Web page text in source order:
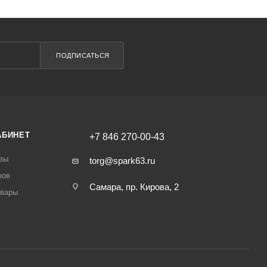
ПОДПИСАТЬСЯ
+7 846 270-00-43
torg@spark63.ru
Самара, пр. Кирова, 2